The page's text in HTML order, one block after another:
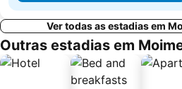
Ver todas as estadias em
Outras estadias em